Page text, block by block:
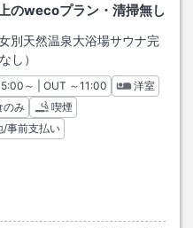
のwecoプラン・清掃無し
別天然温泉大浴場サウナ完
し）
ェックイン
～ | OUT チェックアウト
～11:00
洋室
のみ
喫煙
/事前支払い